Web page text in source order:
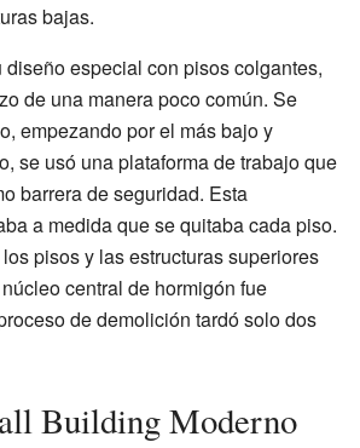
bajas.
diseño especial con pisos colgantes,
de una manera poco común. Se
empezando por el más bajo y
se usó una plataforma de trabajo que
barrera de seguridad. Esta
a medida que se quitaba cada piso.
pisos y las estructuras superiores
central de hormigón fue
de demolición tardó solo dos
Building Moderno